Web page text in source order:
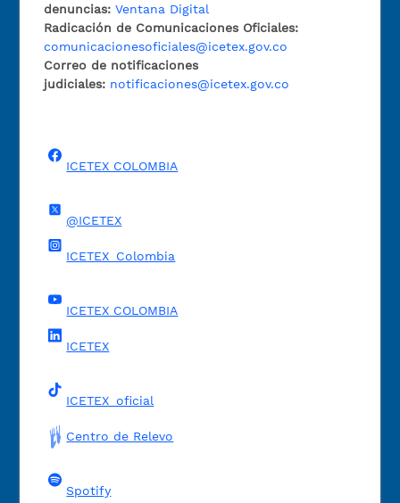
denuncias: Ventana Digital
Radicación de Comunicaciones Oficiales:
comunicacionesoficiales@icetex.gov.co
Correo de notificaciones
judiciales: notificaciones@icetex.gov.co
ICETEX COLOMBIA
@ICETEX
ICETEX_Colombia
ICETEX COLOMBIA
ICETEX
ICETEX_oficial
Centro de Relevo
Spotify